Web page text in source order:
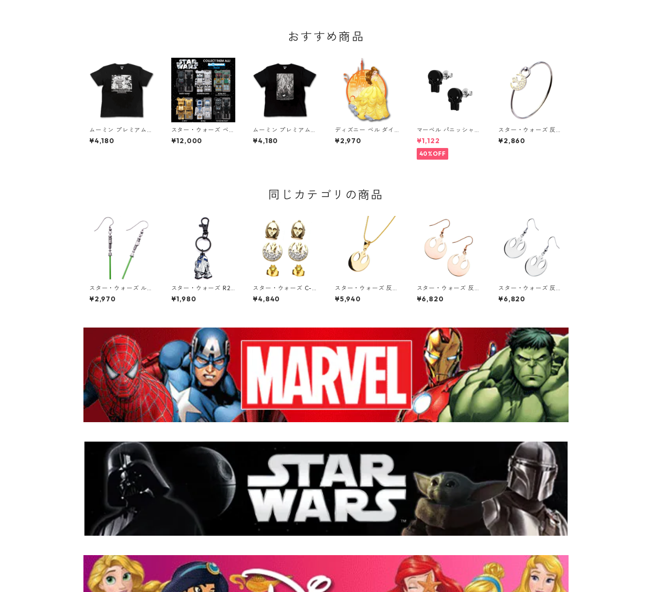
おすすめ商品
ムーミン プレミアムT
シャツ 思い出 ブラッ
ク 海のオーケストラ号
¥4,180
スター・ウォーズ ベア
ブリック BE@RBRICK
CHASE STAR WARS C
¥12,000
ムーミン プレミアムT
シャツ 彗星 ブラック
ムーミントロール 80t
¥4,180
ディズニー ベル ダイ
カット ウッドウォール
アート DISNEY 美女と
¥2,970
マーベル パニッシャー
ロゴスタッドピアス ブ
ラック MARVEL
¥1,122
40%OFF
スター・ウォーズ 反乱
同盟軍 シンボル バン
グル ブレスレット STA
¥2,860
同じカテゴリの商品
スター・ウォーズ ルー
ク・スカイウォーカー
ライトセーバー ダング
¥2,970
スター・ウォーズ R2-
D2 キーリング STAR
WARS
¥1,980
スター・ウォーズ C-3
PO＆反乱同盟軍ロゴ
スタッドピアスセット
¥4,840
スター・ウォーズ 反乱
同盟軍 ゴールド シン
ボルペンダントネック
¥5,940
スター・ウォーズ 反乱
同盟軍 シンボルロゴ
ダングルピアス ローズ
¥6,820
スター・ウォーズ 反乱
同盟軍 シンボルロゴ
ダングルピアス シルバ
¥6,820